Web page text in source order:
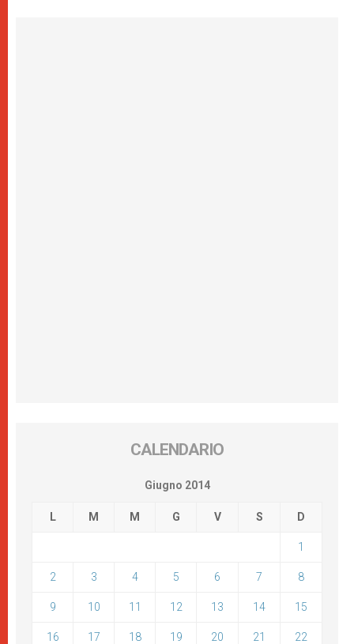
CALENDARIO
Giugno 2014
L M M G V S D
1
2 3 4 5 6 7 8
9 10 11 12 13 14 15
16 17 18 19 20 21 22